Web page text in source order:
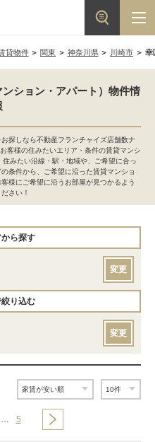
貸物件 関東 神奈川県 川崎市 幸
ション・アパート）物件情
探しなら不動産フランチャイズ店舗数ナ
客様の住みたいエリア・条件の賃貸マンシ
みたい沿線・駅・地域や、ご希望に合っ
条件から、ご希望に沿った賃貸マンショ
様にご希望に沿うお部屋が見つかるよう
さい！
ら探す
変更
り込む
変更
… 5